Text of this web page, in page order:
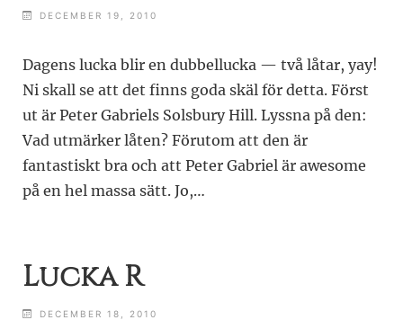
DECEMBER 19, 2010
Dagens lucka blir en dubbellucka — två låtar, yay!
Ni skall se att det finns goda skäl för detta. Först
ut är Peter Gabriels Solsbury Hill. Lyssna på den:
Vad utmärker låten? Förutom att den är
fantastiskt bra och att Peter Gabriel är awesome
på en hel massa sätt. Jo,…
Lucka R
DECEMBER 18, 2010